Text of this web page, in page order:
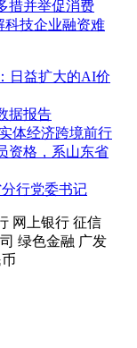
措并举促消费
科技企业融资难
日益扩大的AI价
据报告
体经济跨境前行
资格，系山东省
行党委书记
网上银行 征信
绿色金融 广发